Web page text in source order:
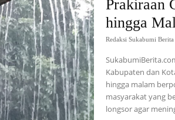
Prakiraan
hingga
Redaksi Sukabumi Berita
Kabupaten dan
hingga malam
masyarakat yang